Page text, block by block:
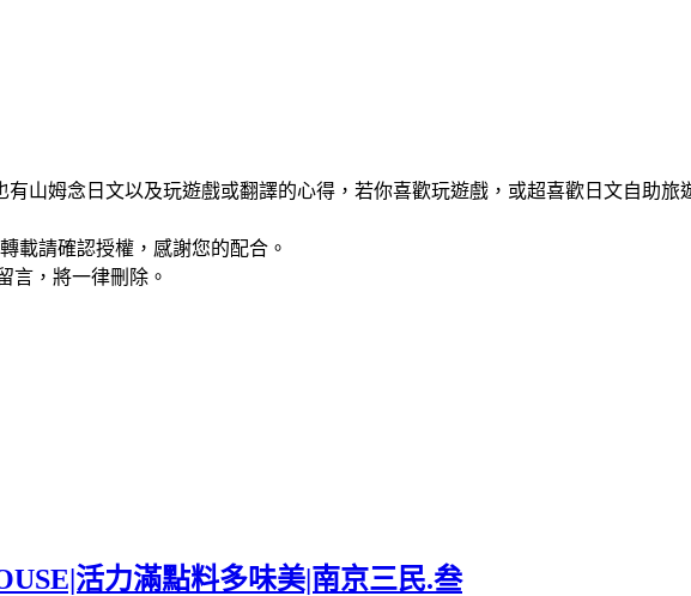
山姆念日文以及玩遊戲或翻譯的心得，若你喜歡玩遊戲，或超喜歡日文自助旅
載請確認授權，感謝您的配合。
言，將一律刪除。
活力滿點料多味美|南京三民.叁